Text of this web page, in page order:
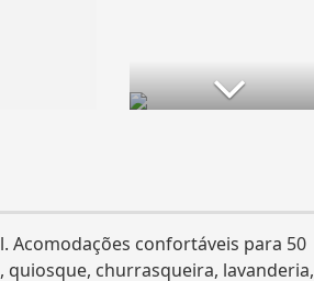
Acomodações confortáveis para 50
quiosque, churrasqueira, lavanderia,